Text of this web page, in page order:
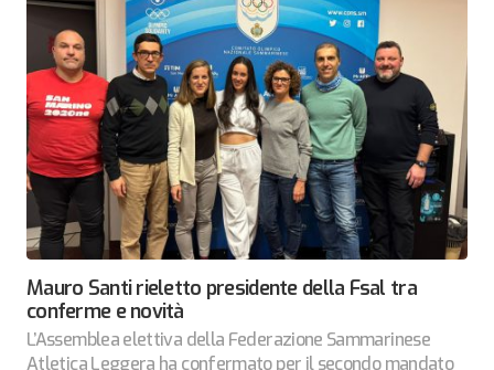
Mauro Santi rieletto presidente della Fsal tra
conferme e novità
L’Assemblea elettiva della Federazione Sammarinese
Atletica Leggera ha confermato per il secondo mandato